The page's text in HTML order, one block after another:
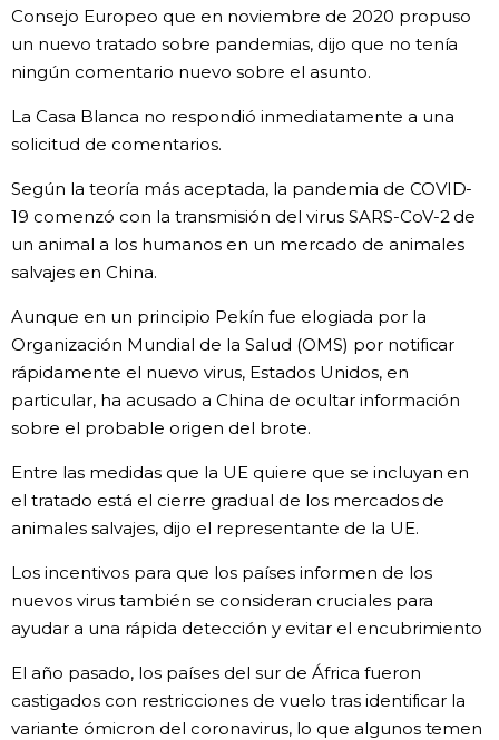
Consejo Europeo que en noviembre de 2020 propuso
un nuevo tratado sobre pandemias, dijo que no tenía
ningún comentario nuevo sobre el asunto.
La Casa Blanca no respondió inmediatamente a una
solicitud de comentarios.
Según la teoría más aceptada, la pandemia de COVID-
19 comenzó con la transmisión del virus SARS-CoV-2 de
un animal a los humanos en un mercado de animales
salvajes en China.
Aunque en un principio Pekín fue elogiada por la
Organización Mundial de la Salud (OMS) por notificar
rápidamente el nuevo virus, Estados Unidos, en
particular, ha acusado a China de ocultar información
sobre el probable origen del brote.
Entre las medidas que la UE quiere que se incluyan en
el tratado está el cierre gradual de los mercados de
animales salvajes, dijo el representante de la UE.
Los incentivos para que los países informen de los
nuevos virus también se consideran cruciales para
ayudar a una rápida detección y evitar el encubrimiento
El año pasado, los países del sur de África fueron
castigados con restricciones de vuelo tras identificar la
variante ómicron del coronavirus, lo que algunos temen